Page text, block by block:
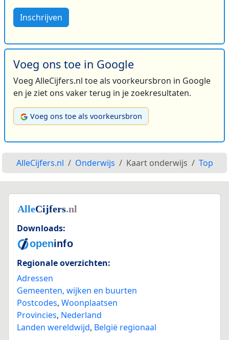
Inschrijven
Voeg ons toe in Google
Voeg AlleCijfers.nl toe als voorkeursbron in Google
en je ziet ons vaker terug in je zoekresultaten.
Voeg ons toe als voorkeursbron
AlleCijfers.nl Onderwijs Kaart onderwijs Top
Downloads:
Regionale overzichten:
Adressen
Gemeenten, wijken en buurten
Postcodes, Woonplaatsen
Provincies, Nederland
Landen wereldwijd, België regionaal